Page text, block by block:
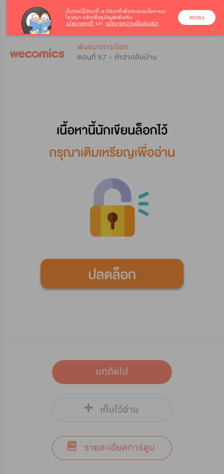
พันธนาการเงือก
ตอนที่ 57 - คำว่ากลับบ้าน
บทถัดไป
เก็บไว้อ่าน
รายละเอียดการ์ตูน
เว็บไซต์นี้ใช้คุกกี้ เราใช้คุกกี้เพื่อนำเสนอเนื้อหาและ
โฆษณา คลิกเพื่อดูข้อมูลเพิ่มเติม
‘นโยบายคุกกี้’ และ ‘นโยบายความเป็นส่วนตัว’
ตกลง